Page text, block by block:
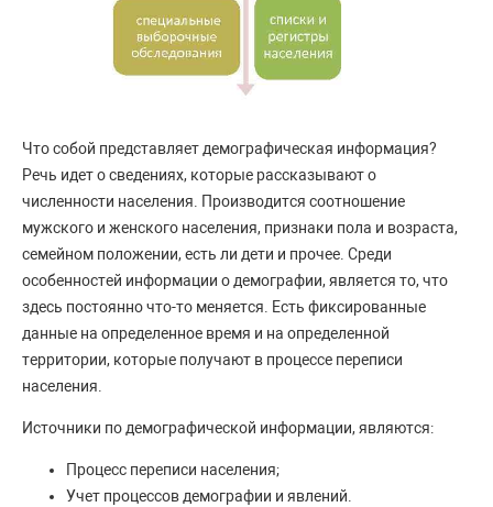
Что собой представляет демографическая информация?
Речь идет о сведениях, которые рассказывают о
численности населения. Производится соотношение
мужского и женского населения, признаки пола и возраста,
семейном положении, есть ли дети и прочее. Среди
особенностей информации о демографии, является то, что
здесь постоянно что-то меняется. Есть фиксированные
данные на определенное время и на определенной
территории, которые получают в процессе переписи
населения.
Источники по демографической информации, являются:
Процесс переписи населения;
Учет процессов демографии и явлений.